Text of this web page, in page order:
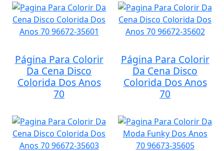
Página Para Colorir
Da Cena Disco
Colorida Dos Anos
70
Página Para Colorir
Da Cena Disco
Colorida Dos Anos
70